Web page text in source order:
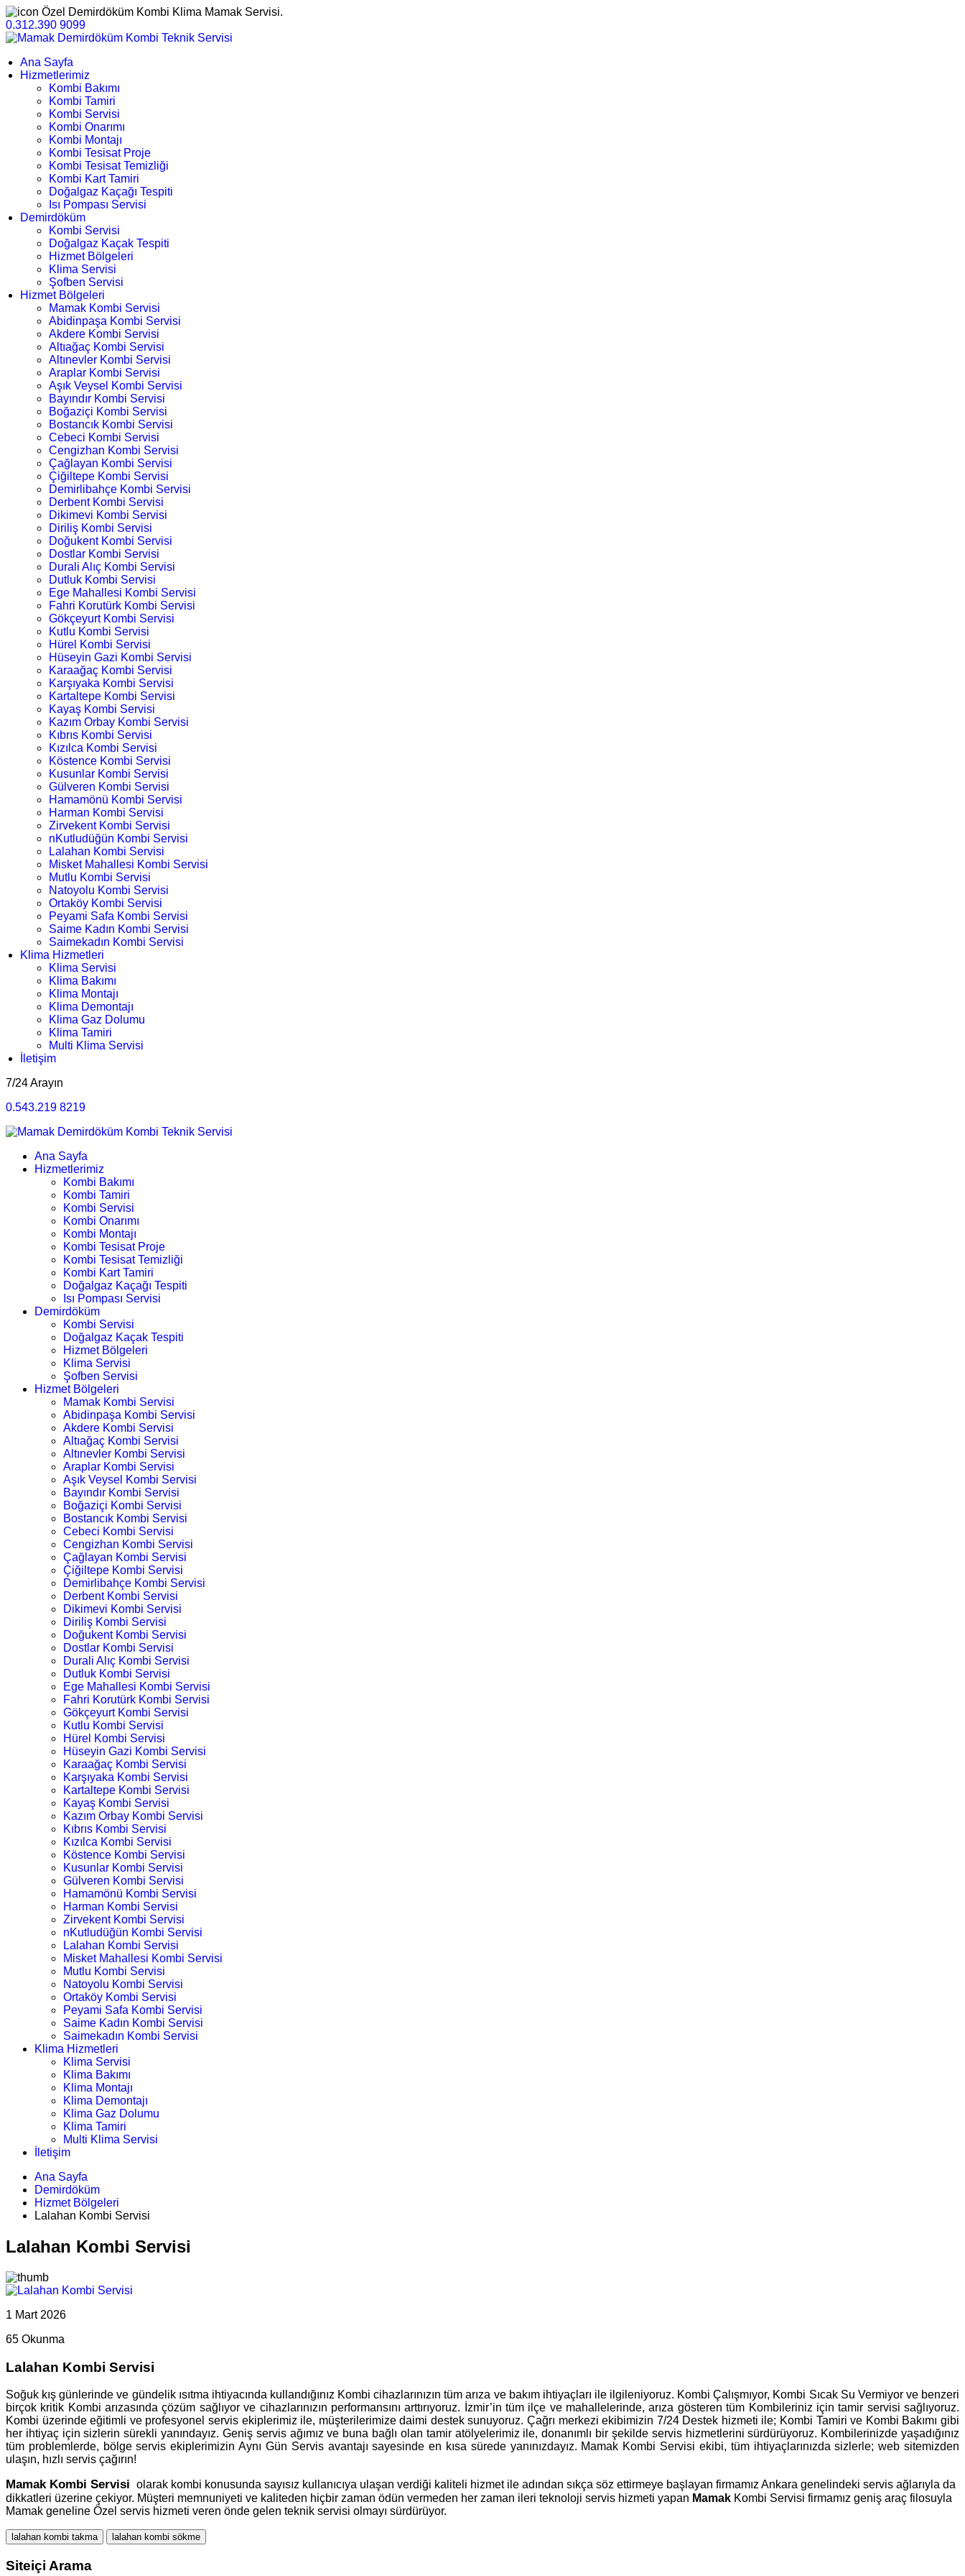
Özel Demirdöküm Kombi Klima Mamak Servisi.
0.312.390 9099
Ana Sayfa
Hizmetlerimiz
Kombi Bakımı
Kombi Tamiri
Kombi Servisi
Kombi Onarımı
Kombi Montajı
Kombi Tesisat Proje
Kombi Tesisat Temizliği
Kombi Kart Tamiri
Doğalgaz Kaçağı Tespiti
Isı Pompası Servisi
Demirdöküm
Kombi Servisi
Doğalgaz Kaçak Tespiti
Hizmet Bölgeleri
Klima Servisi
Şofben Servisi
Hizmet Bölgeleri
Mamak Kombi Servisi
Abidinpaşa Kombi Servisi
Akdere Kombi Servisi
Altıağaç Kombi Servisi
Altınevler Kombi Servisi
Araplar Kombi Servisi
Aşık Veysel Kombi Servisi
Bayındır Kombi Servisi
Boğaziçi Kombi Servisi
Bostancık Kombi Servisi
Cebeci Kombi Servisi
Cengizhan Kombi Servisi
Çağlayan Kombi Servisi
Çiğiltepe Kombi Servisi
Demirlibahçe Kombi Servisi
Derbent Kombi Servisi
Dikimevi Kombi Servisi
Diriliş Kombi Servisi
Doğukent Kombi Servisi
Dostlar Kombi Servisi
Durali Alıç Kombi Servisi
Dutluk Kombi Servisi
Ege Mahallesi Kombi Servisi
Fahri Korutürk Kombi Servisi
Gökçeyurt Kombi Servisi
Kutlu Kombi Servisi
Hürel Kombi Servisi
Hüseyin Gazi Kombi Servisi
Karaağaç Kombi Servisi
Karşıyaka Kombi Servisi
Kartaltepe Kombi Servisi
Kayaş Kombi Servisi
Kazım Orbay Kombi Servisi
Kıbrıs Kombi Servisi
Kızılca Kombi Servisi
Köstence Kombi Servisi
Kusunlar Kombi Servisi
Gülveren Kombi Servisi
Hamamönü Kombi Servisi
Harman Kombi Servisi
Zirvekent Kombi Servisi
nKutludüğün Kombi Servisi
Lalahan Kombi Servisi
Misket Mahallesi Kombi Servisi
Mutlu Kombi Servisi
Natoyolu Kombi Servisi
Ortaköy Kombi Servisi
Peyami Safa Kombi Servisi
Saime Kadın Kombi Servisi
Saimekadın Kombi Servisi
Klima Hizmetleri
Klima Servisi
Klima Bakımı
Klima Montajı
Klima Demontajı
Klima Gaz Dolumu
Klima Tamiri
Multi Klima Servisi
İletişim
7/24 Arayın
0.543.219 8219
Ana Sayfa
Hizmetlerimiz
Kombi Bakımı
Kombi Tamiri
Kombi Servisi
Kombi Onarımı
Kombi Montajı
Kombi Tesisat Proje
Kombi Tesisat Temizliği
Kombi Kart Tamiri
Doğalgaz Kaçağı Tespiti
Isı Pompası Servisi
Demirdöküm
Kombi Servisi
Doğalgaz Kaçak Tespiti
Hizmet Bölgeleri
Klima Servisi
Şofben Servisi
Hizmet Bölgeleri
Mamak Kombi Servisi
Abidinpaşa Kombi Servisi
Akdere Kombi Servisi
Altıağaç Kombi Servisi
Altınevler Kombi Servisi
Araplar Kombi Servisi
Aşık Veysel Kombi Servisi
Bayındır Kombi Servisi
Boğaziçi Kombi Servisi
Bostancık Kombi Servisi
Cebeci Kombi Servisi
Cengizhan Kombi Servisi
Çağlayan Kombi Servisi
Çiğiltepe Kombi Servisi
Demirlibahçe Kombi Servisi
Derbent Kombi Servisi
Dikimevi Kombi Servisi
Diriliş Kombi Servisi
Doğukent Kombi Servisi
Dostlar Kombi Servisi
Durali Alıç Kombi Servisi
Dutluk Kombi Servisi
Ege Mahallesi Kombi Servisi
Fahri Korutürk Kombi Servisi
Gökçeyurt Kombi Servisi
Kutlu Kombi Servisi
Hürel Kombi Servisi
Hüseyin Gazi Kombi Servisi
Karaağaç Kombi Servisi
Karşıyaka Kombi Servisi
Kartaltepe Kombi Servisi
Kayaş Kombi Servisi
Kazım Orbay Kombi Servisi
Kıbrıs Kombi Servisi
Kızılca Kombi Servisi
Köstence Kombi Servisi
Kusunlar Kombi Servisi
Gülveren Kombi Servisi
Hamamönü Kombi Servisi
Harman Kombi Servisi
Zirvekent Kombi Servisi
nKutludüğün Kombi Servisi
Lalahan Kombi Servisi
Misket Mahallesi Kombi Servisi
Mutlu Kombi Servisi
Natoyolu Kombi Servisi
Ortaköy Kombi Servisi
Peyami Safa Kombi Servisi
Saime Kadın Kombi Servisi
Saimekadın Kombi Servisi
Klima Hizmetleri
Klima Servisi
Klima Bakımı
Klima Montajı
Klima Demontajı
Klima Gaz Dolumu
Klima Tamiri
Multi Klima Servisi
İletişim
Ana Sayfa
Demirdöküm
Hizmet Bölgeleri
Lalahan Kombi Servisi
Lalahan Kombi Servisi
1 Mart 2026
65 Okunma
Lalahan Kombi Servisi
Soğuk kış günlerinde ve gündelik ısıtma ihtiyacında kullandığınız Kombi cihazlarınızın tüm arıza ve bakım ihtiyaçları ile ilgileniyoruz. Kombi Çalışmıyor, Kombi Sıcak Su Vermiyor ve benzeri
birçok kritik Kombi arızasında çözüm sağlıyor ve cihazlarınızın performansını arttırıyoruz. İzmir’in tüm ilçe ve mahallelerinde, arıza gösteren tüm Kombileriniz için tamir servisi sağlıyoruz.
Kombi üzerinde eğitimli ve profesyonel servis ekiplerimiz ile, müşterilerimize daimi destek sunuyoruz. Çağrı merkezi ekibimizin 7/24 Destek hizmeti ile; Kombi Tamiri ve Kombi Bakımı gibi
her ihtiyaç için sizlerin sürekli yanındayız. Geniş servis ağımız ve buna bağlı olan tamir atölyelerimiz ile, donanımlı bir şekilde servis hizmetlerini sürdürüyoruz. Kombilerinizde yaşadığınız
tüm problemlerde, bölge servis ekiplerimizin Aynı Gün Servis avantajı sayesinde en kısa sürede yanınızdayız. Mamak Kombi Servisi ekibi, tüm ihtiyaçlarınızda sizlerle; web sitemizden
ulaşın, hızlı servis çağırın!
MamakKombi Servisi olarak kombi konusunda sayısız kullanıcıya ulaşan verdiği kaliteli hizmet ile adından sıkça söz ettirmeye başlayan firmamız Ankara genelindeki servis ağlarıyla da
dikkatleri üzerine çekiyor. Müşteri memnuniyeti ve kaliteden hiçbir zaman ödün vermeden her zaman ileri teknoloji servis hizmeti yapan Mamak Kombi Servisi firmamız geniş araç filosuyla
Mamak geneline Özel servis hizmeti veren önde gelen teknik servisi olmayı sürdürüyor.
lalahan kombi takma lalahan kombi sökme
Siteiçi Arama